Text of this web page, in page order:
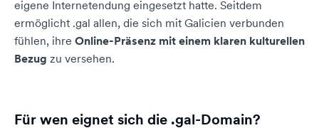
eigene Internetendung eingesetzt hatte. Seitdem
ermöglicht .gal allen, die sich mit Galicien verbunden
fühlen, ihre Online-Präsenz mit einem klaren kulturellen
Bezug zu versehen.
Für wen eignet sich die .gal-Domain?